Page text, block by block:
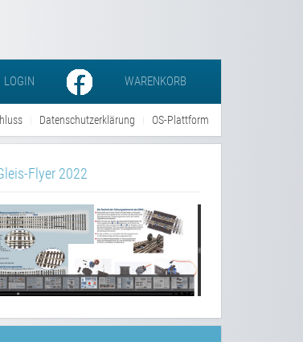
LOGIN WARENKORB
Datenschutzerklärung OS-Plattform
Flyer 2022